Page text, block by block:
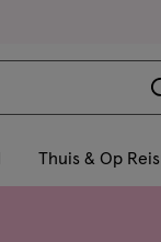
Thuis & Op Reis